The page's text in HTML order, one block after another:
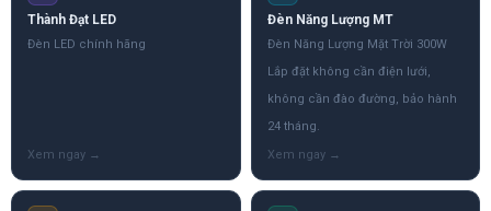
Thành Đạt LED
Đèn LED chính hãng
Đèn Năng Lượng MT
Đèn Năng Lượng Mặt Trời 300W
Lắp đặt không cần điện lưới,
không cần đào đường, bảo hành
24 tháng.